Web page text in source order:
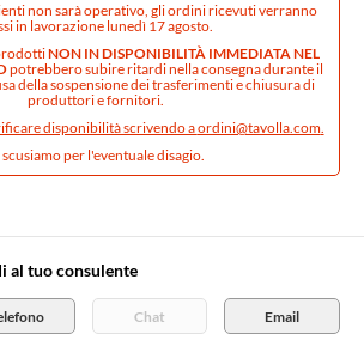
non sarà operativo, gli ordini ricevuti verranno
in lavorazione lunedì 17 agosto.
NON IN DISPONIBILITÀ IMMEDIATA NEL
potrebbero subire ritardi nella consegna durante il
della sospensione dei trasferimenti e chiusura di
produttori e fornitori.
disponibilità scrivendo aordini@tavolla.com.
scusiamo per l'eventuale disagio.
al tuo consulente
Chat Email